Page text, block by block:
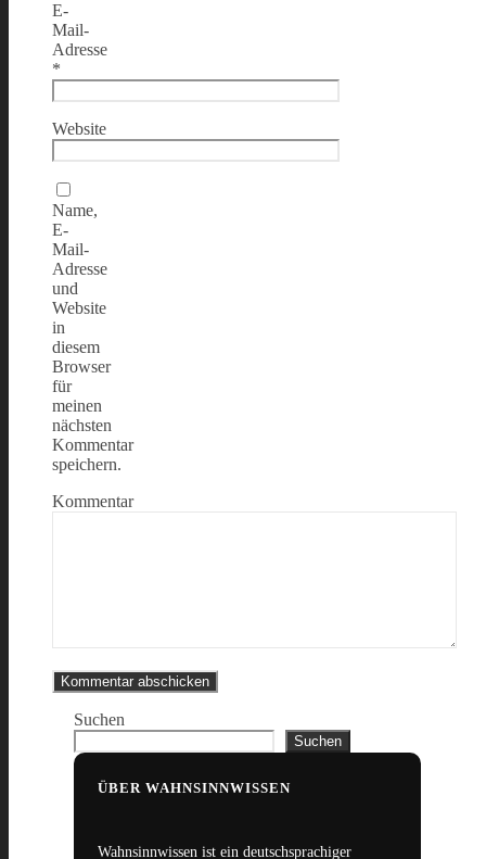
E-
Mail-
Adresse
*
Website
Name,
E-
Mail-
Adresse
und
Website
in
diesem
Browser
für
meinen
nächsten
Kommentar
speichern.
Kommentar
Suchen
Suchen
ÜBER WAHNSINNWISSEN
Wahnsinnwissen ist ein deutschsprachiger